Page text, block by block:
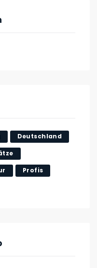
Deutschland
Profis